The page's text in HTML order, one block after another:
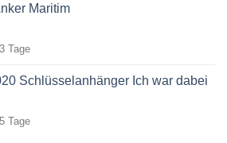
Maritim
Tage
Schlüsselanhänger Ich war dabei
Tage